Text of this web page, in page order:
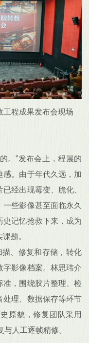
工程成果发布会现场
。”发布会上，程晨的
感。由于年代久远，加
经出现霉变、脆化、
些影像甚至面临永久
史记忆抢救下来，成为
题。
描、修复和存储，转化
字影像档案。林思玮介
准，围绕胶片整理、检
处理、数据保存等环节
原貌，修复团队采用
人工逐帧精修。